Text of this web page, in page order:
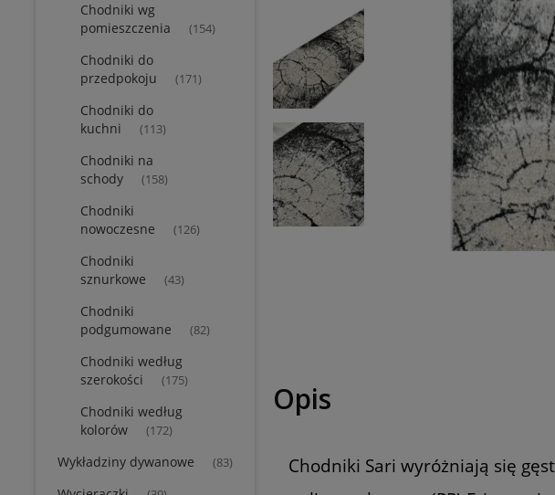
Chodniki wg
pomieszczenia
(154)
Chodniki do
przedpokoju
(171)
Chodniki do
kuchni
(113)
Chodniki na
schody
(158)
Chodniki
nowoczesne
(126)
Chodniki
sznurkowe
(43)
Chodniki
podgumowane
(82)
Chodniki według
szerokości
(175)
Chodniki według
kolorów
(172)
Wykładziny dywanowe (83)
Opis
Chodniki Sari wyróżniają się